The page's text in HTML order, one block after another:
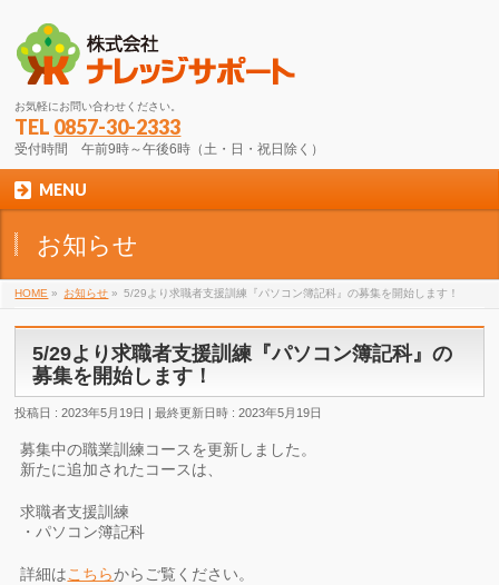
お気軽にお問い合わせください。
TEL 0857-30-2333
受付時間 午前9時～午後6時（土・日・祝日除く）
MENU
お知らせ
HOME » お知らせ » 5/29より求職者支援訓練『パソコン簿記科』の募集を開始します！
5/29より求職者支援訓練『パソコン簿記科』の
募集を開始します！
投稿日 : 2023年5月19日 最終更新日時 : 2023年5月19日
募集中の職業訓練コースを更新しました。
新たに追加されたコースは、
求職者支援訓練
・パソコン簿記科
詳細はこちらからご覧ください。